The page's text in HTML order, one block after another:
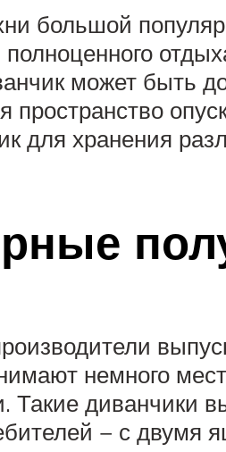
большой
может быть
пространство
для хранения
немного
Такие диванчики
− с двумя